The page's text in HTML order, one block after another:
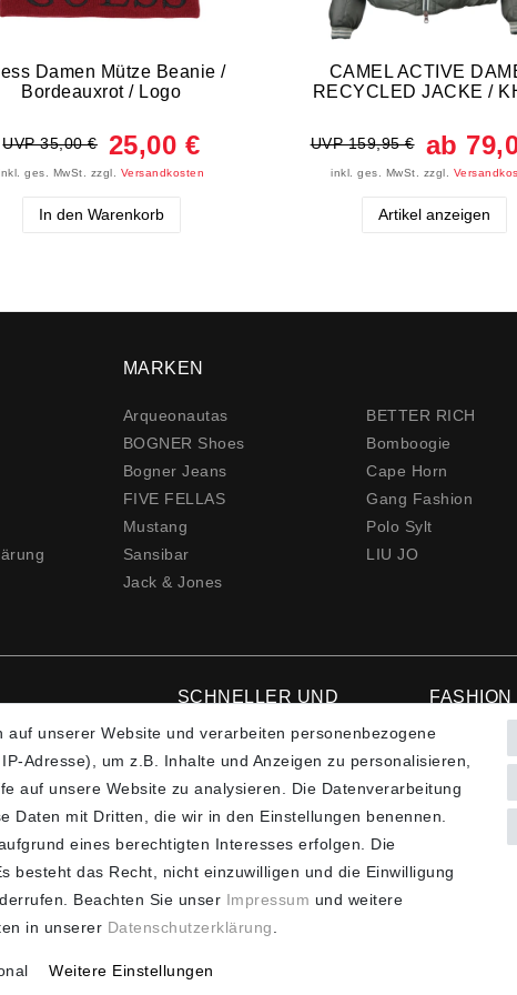
Damen Mütze Beanie /
Bordeauxrot / Logo
UVP 35,00 € 25,00 €
ges. MwSt. zzgl. Versandkosten
In den Warenkorb
CAMEL ACTIVE
RECYCLED JACKE /
UVP 159,95 € ab
inkl. ges. MwSt. zzgl.
Artikel anzeigen
MARKEN
Arqueonautas
BOGNER Shoes
Bogner Jeans
FIVE FELLAS
Mustang
Sansibar
Jack & Jones
BETTER RICH
Bomboogie
Cape Horn
Gang Fashion
Polo Sylt
LIU JO
SCHNELLER UND
VERSAND**
FASHION
Hotline:
zzgl. Versandkosten ** Nur innerhalb Deutschlands *** Hotline:
unserer Website und verarbeiten personenbezogene
Adresse), um z.B. Inhalte und Anzeigen zu personalisieren,
auf unsere Website zu analysieren. Die Datenverarbeitung
mit Dritten, die wir in den Einstellungen benennen.
eines berechtigten Interesses erfolgen. Die
besteht das Recht, nicht einzuwilligen und die Einwilligung
Beachten Sie unser Impressum und weitere
in unserer Daten­schutz­erklärung
Weitere Einstellungen